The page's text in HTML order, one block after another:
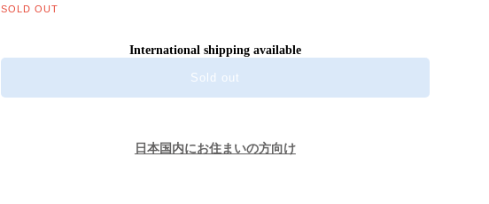
SOLD OUT
International shipping available
Sold out
日本国内にお住まいの方向け